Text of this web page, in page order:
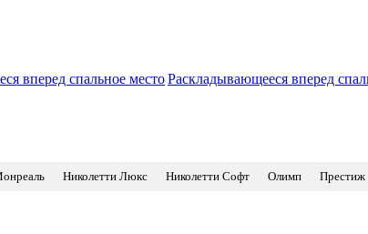
Раскладывающееся вперед
Николетти Люкс Николетти Софт Олимп Престиж